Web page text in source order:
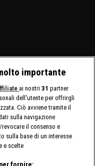
importante
ai nostri31 partner
dell'utente per offrirgli
Ciò avviene tramite il
sulla navigazione
il consenso e
sulla base di un interesse
e scelte